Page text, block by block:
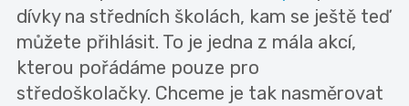
dívky na středních školách, kam se ještě teď
můžete přihlásit. To je jedna z mála akcí,
kterou pořádáme pouze pro
středoškolačky. Chceme je tak nasměrovat